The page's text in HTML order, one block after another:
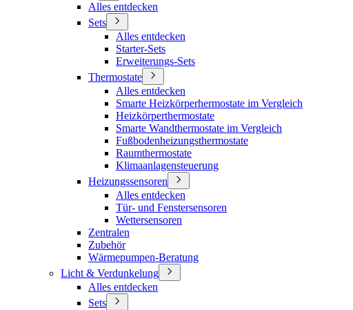
Alles entdecken
Sets
Alles entdecken
Starter-Sets
Erweiterungs-Sets
Thermostate
Alles entdecken
Smarte Heizkörperhermostate im Vergleich
Heizkörperthermostate
Smarte Wandthermostate im Vergleich
Fußbodenheizungsthermostate
Raumthermostate
Klimaanlagensteuerung
Heizungssensoren
Alles entdecken
Tür- und Fenstersensoren
Wettersensoren
Zentralen
Zubehör
Wärmepumpen-Beratung
Licht & Verdunkelung
Alles entdecken
Sets